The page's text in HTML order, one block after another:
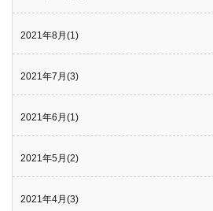
2021年8月(1)
2021年7月(3)
2021年6月(1)
2021年5月(2)
2021年4月(3)